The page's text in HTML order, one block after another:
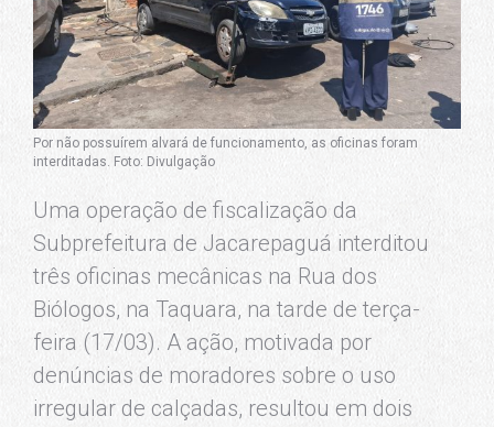
Por não possuírem alvará de funcionamento, as oficinas foram
interditadas. Foto: Divulgação
Uma operação de fiscalização da
Subprefeitura de Jacarepaguá interditou
três oficinas mecânicas na Rua dos
Biólogos, na Taquara, na tarde de terça-
feira (17/03). A ação, motivada por
denúncias de moradores sobre o uso
irregular de calçadas, resultou em dois